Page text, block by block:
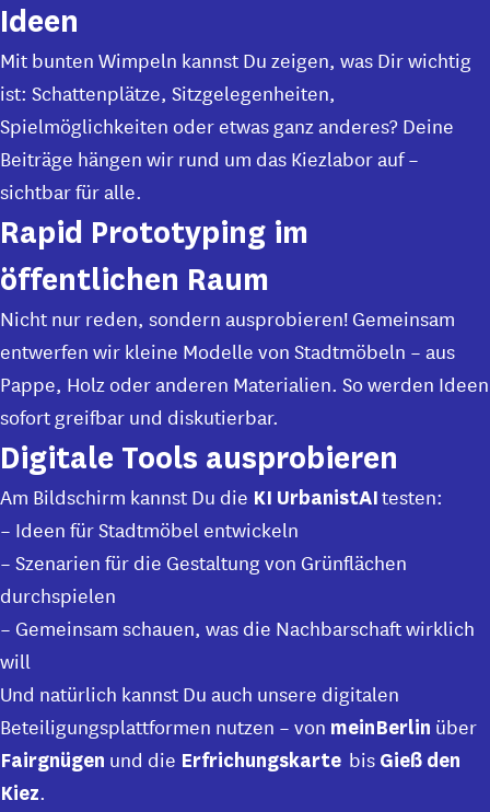
Ideen
Mit bunten Wimpeln kannst Du zeigen, was Dir wichtig
ist: Schattenplätze, Sitzgelegenheiten,
Spielmöglichkeiten oder etwas ganz anderes? Deine
Beiträge hängen wir rund um das Kiezlabor auf –
sichtbar für alle.
Rapid Prototyping im
öffentlichen Raum
Nicht nur reden, sondern ausprobieren! Gemeinsam
entwerfen wir kleine Modelle von Stadtmöbeln – aus
Pappe, Holz oder anderen Materialien. So werden Ideen
sofort greifbar und diskutierbar.
Digitale Tools ausprobieren
Am Bildschirm kannst Du die KI UrbanistAItesten:
– Ideen für Stadtmöbel entwickeln
– Szenarien für die Gestaltung von Grünflächen
durchspielen
– Gemeinsam schauen, was die Nachbarschaft wirklich
will
Und natürlich kannst Du auch unsere digitalen
Beteiligungsplattformen nutzen – von meinBerlin über
Fairgnügen und die Erfrichungskarte bis Gieß den
Kiez.